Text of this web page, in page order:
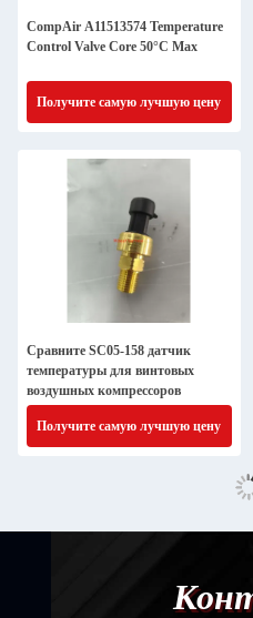
CompAir A11513574 Temperature
Control Valve Core 50°C Max
Получите самую лучшую цену
Сравните SC05-158 датчик
температуры для винтовых
воздушных компрессоров
Получите самую лучшую цену